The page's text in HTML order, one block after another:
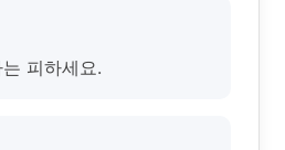
피하세요.